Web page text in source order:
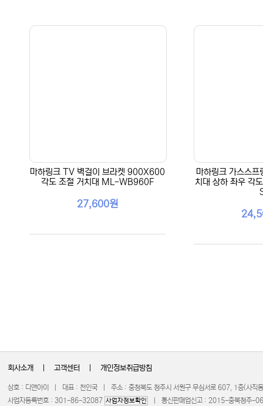
마하링크 TV 벽걸이 브라켓 900X600
각도 조절 거치대 ML-WB960F
27,600원
마하링크 가스스프
치대 상하 좌우 각
회사소개 고객센터 개인정보취급방침
상호 : 디앤아이 | 대표 : 천인국 | 주소 : 충청북도 청주시 서원구 무심서로 607, 1층(사직
사업자등록번호 : 301-86-32087 사업자정보확인
| 통신판매업신고 : 2015-충북청